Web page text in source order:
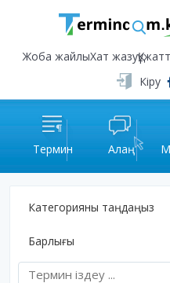
Жоба жайлыХат жазу
Кіру
Термин Алаң
Категорияны таңдаңыз
Барлығы